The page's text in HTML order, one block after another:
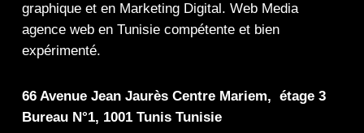
graphiqueet en Marketing Digital. Web Media
agence web en Tunisie compétente et bien
expérimenté.
66 Avenue Jean Jaurès Centre Mariem, étage 3
Bureau N°1, 1001 Tunis Tunisie